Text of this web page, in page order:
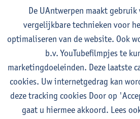
lerarencomponent heb je volgende
A : je kiest twee vakdidactieken
B: je kiest één vakdidactiek en een
domeincomponent neem je 60
algemeen
of 30 studiepunten Nederlands en
of 30 studiepunten theater- en
De UAntwerpen maakt gebruik
vergelijkbare technieken voor
optimaliseren van de website. Ook
b.v. YouTubefilmpjes te
marketingdoeleinden. Deze laatste
cookies. Uw internetgedrag kan
deze tracking cookies Door op
gaat u hiermee akkoord. Lees